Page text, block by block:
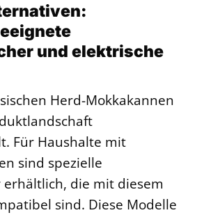
und elektrische
Herd-Mokkakannen
Für Haushalte mit
sind spezielle
erhältlich, die mit diesem
sind. Diese Modelle